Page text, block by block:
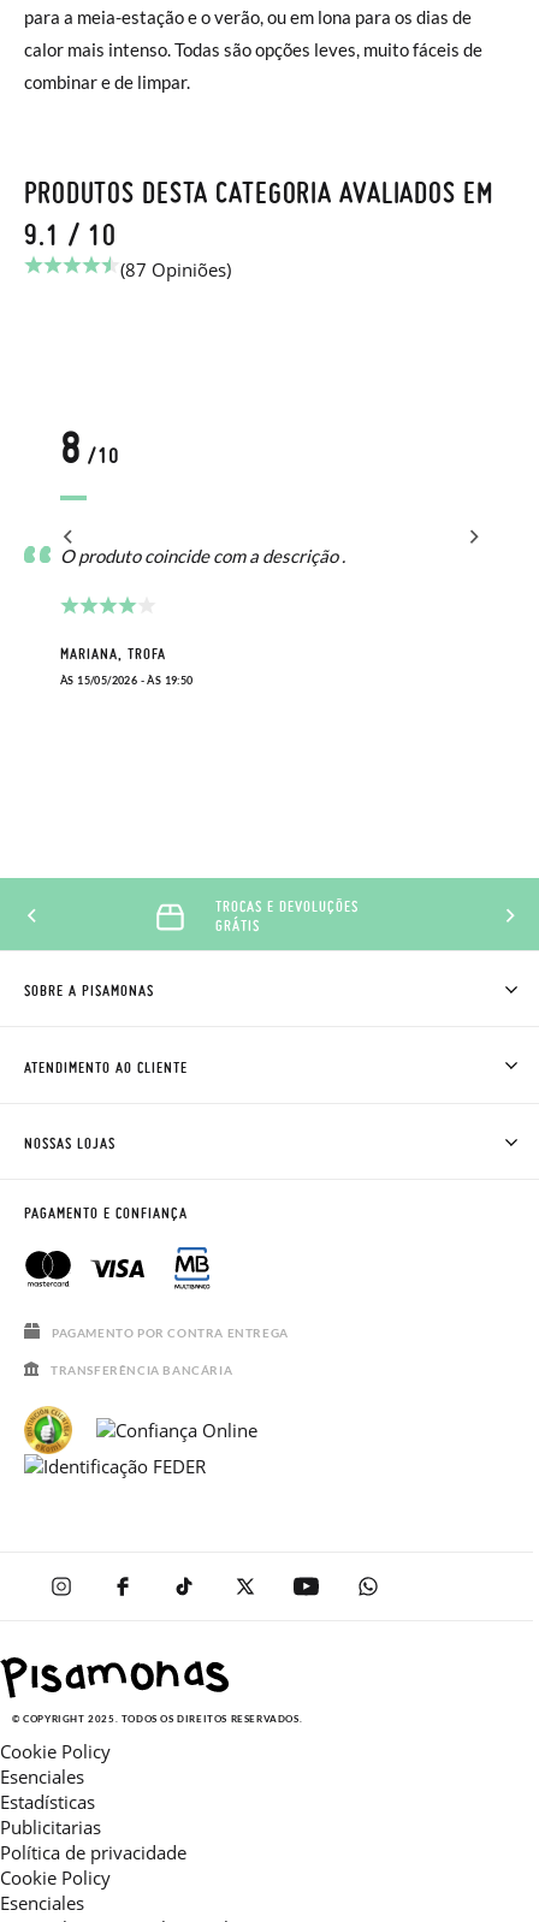
para a meia-estação e o verão, ou em lona para os dias de
calor mais intenso. Todas são opções leves, muito fáceis de
combinar e de limpar.
PRODUTOS DESTA CATEGORIA AVALIADOS EM
9.1 / 10
(87 Opiniões)
8 /10
O produto coincide com a descrição .
MARIANA, TROFA
ÀS 15/05/2026 - ÀS 19:50
TROCAS E DEVOLUÇÕES
GRÁTIS
SOBRE A PISAMONAS
AVISO LEGAL, PRIVACIDADE E COOKIES
SALDOS
ATENDIMENTO AO CLIENTE
HORÁRIO
PERGUNTAS FREQUENTES
NOSSAS LOJAS
PAGAMENTO E CONFIANÇA
PAGAMENTO POR CONTRA ENTREGA
TRANSFERÊNCIA BANCÁRIA
© COPYRIGHT 2025. TODOS OS DIREITOS RESERVADOS.
Cookie Policy
Esenciales
Estadísticas
Publicitarias
Política de privacidade
Cookie Policy
Esenciales